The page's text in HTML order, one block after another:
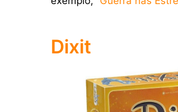
Dixit